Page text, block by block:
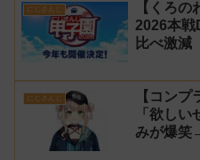
にじさんじ
【くろ
2026本戦
比べ激減
にじさんじ
【コン
「欲し
みが爆笑